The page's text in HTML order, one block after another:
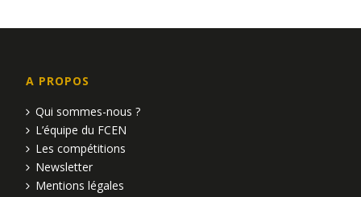
A PROPOS
Qui sommes-nous ?
L’équipe du FCEN
Les compétitions
Newsletter
Mentions légales